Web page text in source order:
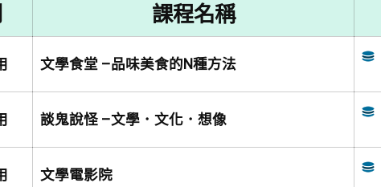
課程名稱
文學食堂 –品味美食的N種方法
談鬼說怪 –文學．文化．想像
文學電影院